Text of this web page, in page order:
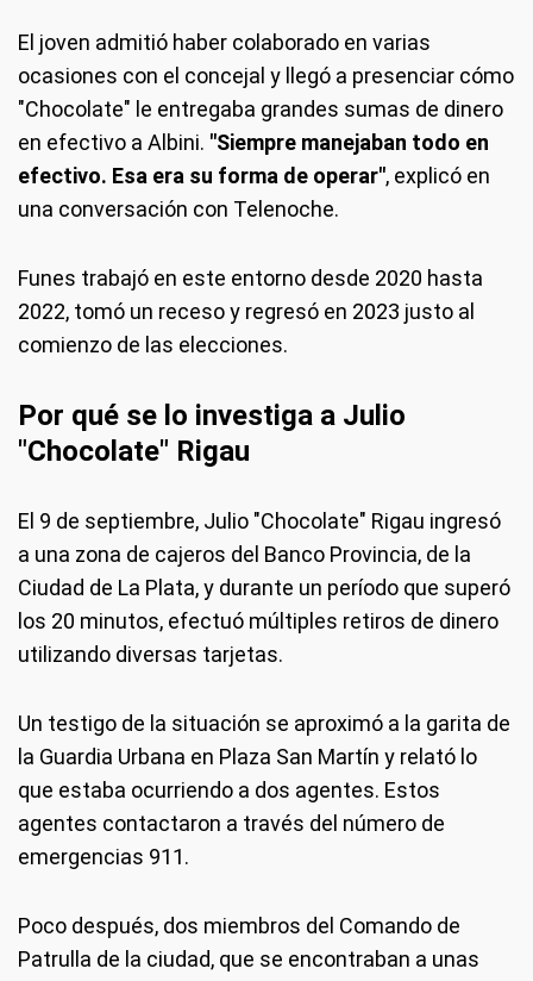
El joven admitió haber colaborado en varias
ocasiones con el concejal y llegó a presenciar cómo
"Chocolate" le entregaba grandes sumas de dinero
en efectivo a Albini. "Siempre manejaban todo en
efectivo. Esa era su forma de operar", explicó en
una conversación con Telenoche.
Funes trabajó en este entorno desde 2020 hasta
2022, tomó un receso y regresó en 2023 justo al
comienzo de las elecciones.
Por qué se lo investiga a Julio
"Chocolate" Rigau
El 9 de septiembre, Julio "Chocolate" Rigau ingresó
a una zona de cajeros del Banco Provincia, de la
Ciudad de La Plata, y durante un período que superó
los 20 minutos, efectuó múltiples retiros de dinero
utilizando diversas tarjetas.
Un testigo de la situación se aproximó a la garita de
la Guardia Urbana en Plaza San Martín y relató lo
que estaba ocurriendo a dos agentes. Estos
agentes contactaron a través del número de
emergencias 911.
Poco después, dos miembros del Comando de
Patrulla de la ciudad, que se encontraban a unas